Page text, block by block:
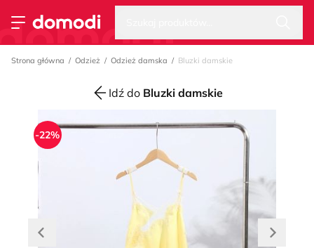
Przełącz menu
Strona główna
Strona główna Odzież Odzież damska Bluzki damskie
Idź do Bluzki damskie
Przesuń w lewo
-22%